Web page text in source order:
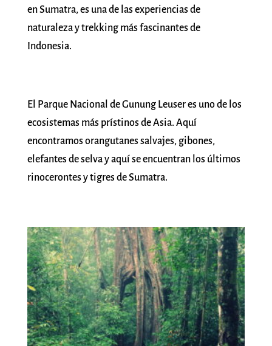
en Sumatra, es una de las experiencias de
naturaleza y trekking más fascinantes de
Indonesia.
El Parque Nacional de Gunung Leuser es uno de los
ecosistemas más prístinos de Asia. Aquí
encontramos orangutanes salvajes, gibones,
elefantes de selva y aquí se encuentran los últimos
rinocerontes y tigres de Sumatra.